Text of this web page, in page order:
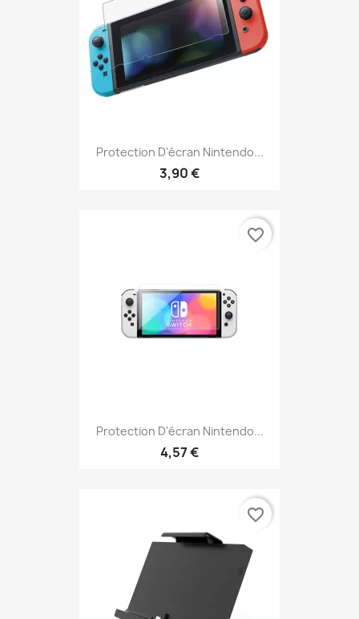
Protection D'écran Nintendo...
3,90 €
Protection D'écran Nintendo...
4,57 €
favorite_border
favorite_border